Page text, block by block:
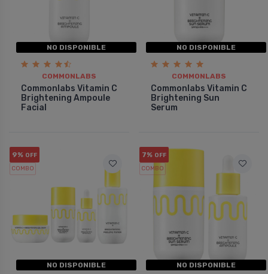
NO DISPONIBLE
COMMONLABS
Commonlabs Vitamin C
Brightening Ampoule
Facial
NO DISPONIBLE
COMMONLABS
Commonlabs Vitamin C
Brightening Sun
Serum
9% OFF
COMBO
NO DISPONIBLE
7% OFF
COMBO
NO DISPONIBLE